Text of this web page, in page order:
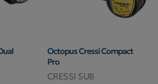
Octopus Cressi Compact
Pro
CRESSI SUB